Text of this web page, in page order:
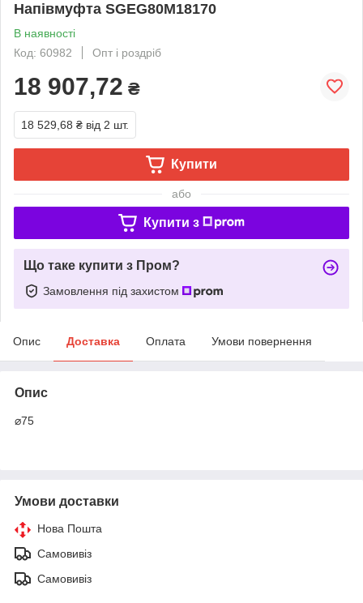
Напівмуфта SGEG80M18170
В наявності
Код: 60982
Опт і роздріб
18 907,72 ₴
18 529,68 ₴ від 2 шт.
Купити
або
Купити з
Що таке купити з Пром?
Замовлення під захистом
Опис Доставка Оплата Умови повернення
Опис
⌀75
Умови доставки
Нова Пошта
Самовивіз
Самовивіз